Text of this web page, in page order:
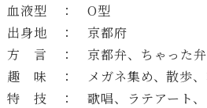
血液型 ： O型
出身地 ： 京都府
方 言 ： 京都弁、ちゃった弁
趣 味 ： メガネ集め、散歩、
特 技 ： 歌唱、ラテアート、